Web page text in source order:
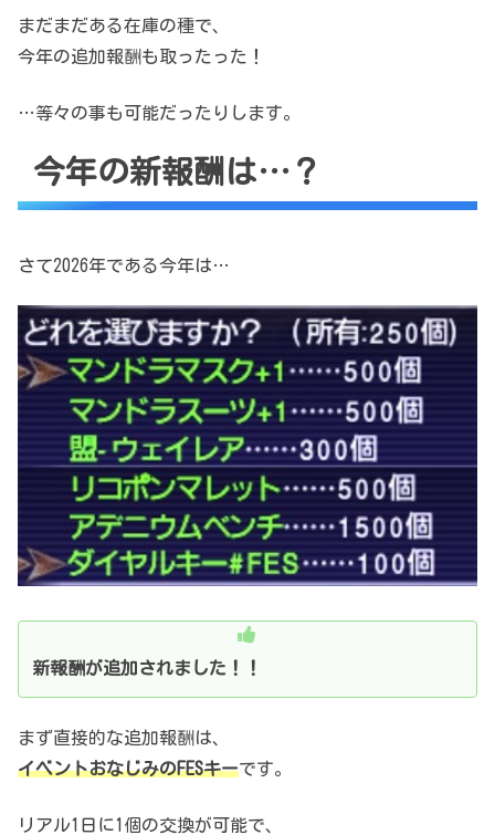
まだまだある在庫の種で、
今年の追加報酬も取ったった！
…等々の事も可能だったりします。
今年の新報酬は…？
さて2026年である今年は…
新報酬が追加されました！！
まず直接的な追加報酬は、
イベントおなじみのFESキーです。
リアル1日に1個の交換が可能で、